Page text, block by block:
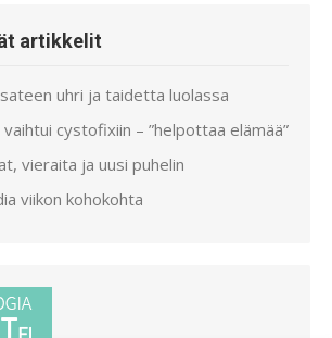
artikkelit
uhri ja taidetta luolassa
cystofixiin – ”helpottaa elämää”
vieraita ja uusi puhelin
viikon kohokohta